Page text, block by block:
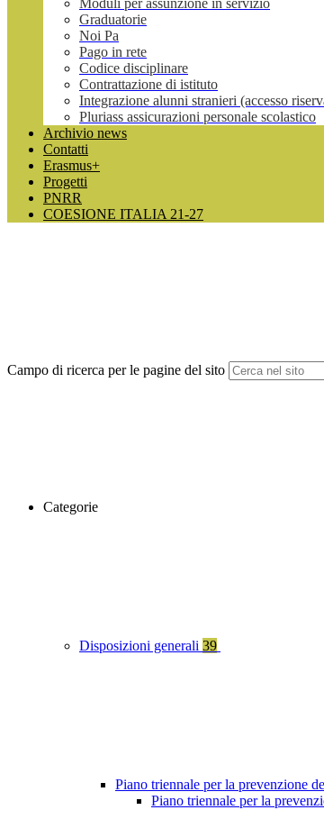
Moduli per assunzione in servizio
Graduatorie
Noi Pa
Pago in rete
Codice disciplinare
Contrattazione di istituto
Integrazione alunni stranieri (accesso
Pluriass assicurazioni personale scolastico
Archivio news
Contatti
Erasmus+
Progetti
PNRR
COESIONE ITALIA 21-27
Campo di ricerca per le pagine del sito
Categorie
Disposizioni generali 39
Piano triennale per la prevenzione
Piano triennale per la